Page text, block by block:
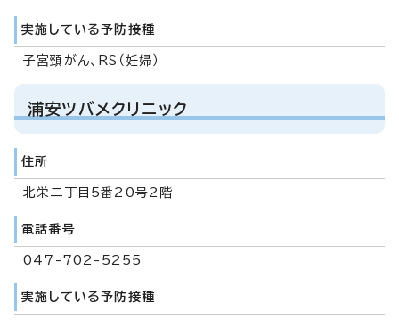
実施している予防接種
子宮頸がん、RS（妊婦）
浦安ツバメクリニック
住所
北栄二丁目5番20号2階
電話番号
047-702-5255
実施している予防接種